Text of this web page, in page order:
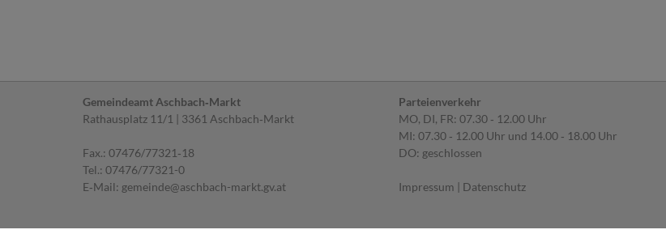
Gemeindeamt Aschbach‐Markt
Rathausplatz 11/1 | 3361 Aschbach‐Markt
Fax.: 07476/77321‐18
Tel.: 07476/77321-0
E‐Mail: gemeinde@aschbach-markt.gv.at
Parteienverkehr
MO, DI, FR: 07.30 ‐ 12.00 Uhr
MI: 07.30 ‐ 12.00 Uhr und 14.00 ‐ 18.00 Uhr
DO: geschlossen
Impressum | Datenschutz